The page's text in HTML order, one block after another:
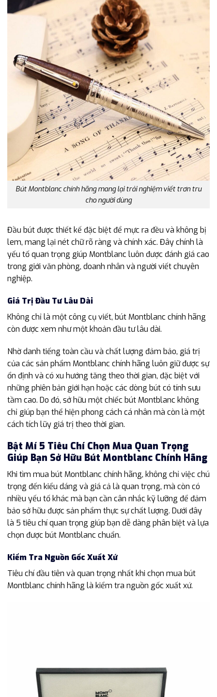
Bút Montblanc chính hãng mang lại trải nghiệm viết trơn tru
cho người dùng
Đầu bút được thiết kế đặc biệt để mực ra đều và không bị
lem, mang lại nét chữ rõ ràng và chính xác. Đây chính là
yếu tố quan trọng giúp Montblanc luôn được đánh giá cao
trong giới văn phòng, doanh nhân và người viết chuyên
nghiệp.
Giá Trị Đầu Tư Lâu Dài
Không chỉ là một công cụ viết, bút Montblanc chính hãng
còn được xem như một khoản đầu tư lâu dài.
Nhờ danh tiếng toàn cầu và chất lượng đảm bảo, giá trị
của các sản phẩm Montblanc chính hãng luôn giữ được sự
ổn định và có xu hướng tăng theo thời gian, đặc biệt với
những phiên bản giới hạn hoặc các dòng bút có tính sưu
tầm cao. Do đó, sở hữu một chiếc bút Montblanc không
chỉ giúp bạn thể hiện phong cách cá nhân mà còn là một
cách tích lũy giá trị theo thời gian.
Bật Mí 5 Tiêu Chí Chọn Mua Quan Trọng
Giúp Bạn Sở Hữu Bút Montblanc Chính Hãng
Khi tìm mua bút Montblanc chính hãng, không chỉ việc chú
trọng đến kiểu dáng và giá cả là quan trọng, mà còn có
nhiều yếu tố khác mà bạn cần cân nhắc kỹ lưỡng để đảm
bảo sở hữu được sản phẩm thực sự chất lượng. Dưới đây
là 5 tiêu chí quan trọng giúp bạn dễ dàng phân biệt và lựa
chọn được bút Montblanc chuẩn.
Kiểm Tra Nguồn Gốc Xuất Xứ
Tiêu chí đầu tiên và quan trọng nhất khi chọn mua bút
Montblanc chính hãng là kiểm tra nguồn gốc xuất xứ.